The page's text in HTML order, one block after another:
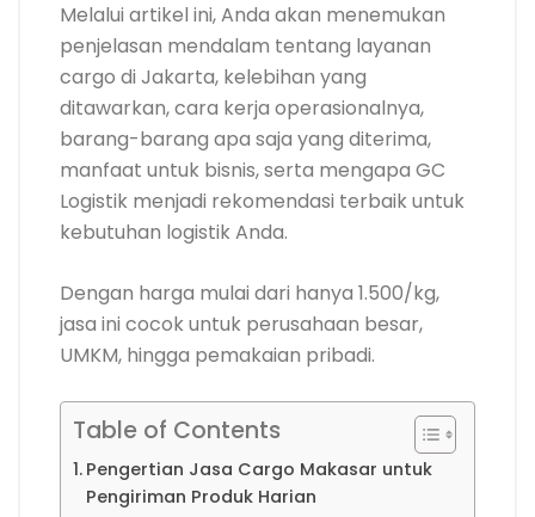
Melalui artikel ini, Anda akan menemukan
penjelasan mendalam tentang layanan
cargo di Jakarta, kelebihan yang
ditawarkan, cara kerja operasionalnya,
barang-barang apa saja yang diterima,
manfaat untuk bisnis, serta mengapa GC
Logistik menjadi rekomendasi terbaik untuk
kebutuhan logistik Anda.
Dengan harga mulai dari hanya 1.500/kg,
jasa ini cocok untuk perusahaan besar,
UMKM, hingga pemakaian pribadi.
Table of Contents
Pengertian Jasa Cargo Makasar untuk
Pengiriman Produk Harian